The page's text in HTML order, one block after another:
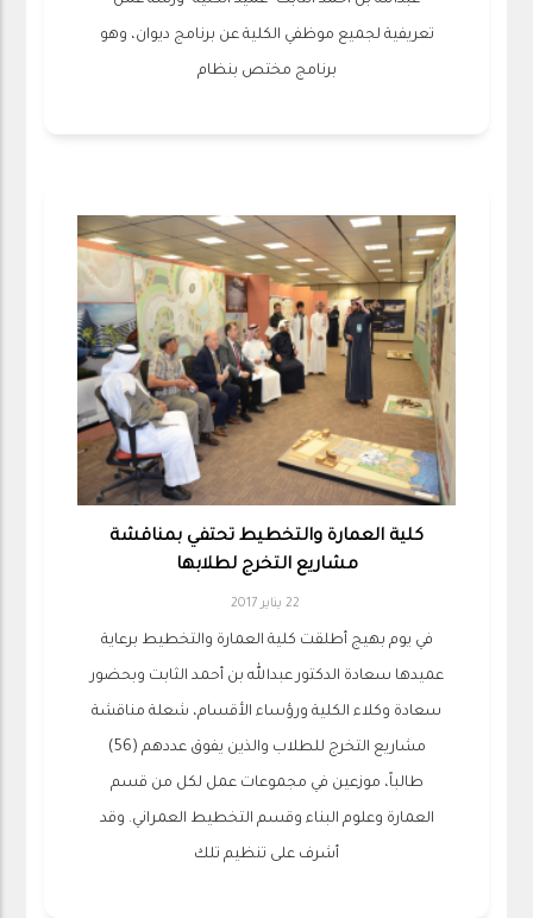
تعريفية لجميع موظفي الكلية عن برنامج ديوان، وهو
برنامج مختص بنظام
كلية العمارة والتخطيط تحتفي بمناقشة
مشاريع التخرج لطلابها
22 يناير 2017
في يوم بهيج أطلقت كلية العمارة والتخطيط برعاية
عميدها سعادة الدكتور عبدالله بن أحمد الثابت وبحضور
سعادة وكلاء الكلية ورؤساء الأقسام، شعلة مناقشة
مشاريع التخرج للطلاب والذين يفوق عددهم (56)
طالباً، موزعين في مجموعات عمل لكل من قسم
العمارة وعلوم البناء وقسم التخطيط العمراني. وقد
أشرف على تنظيم تلك